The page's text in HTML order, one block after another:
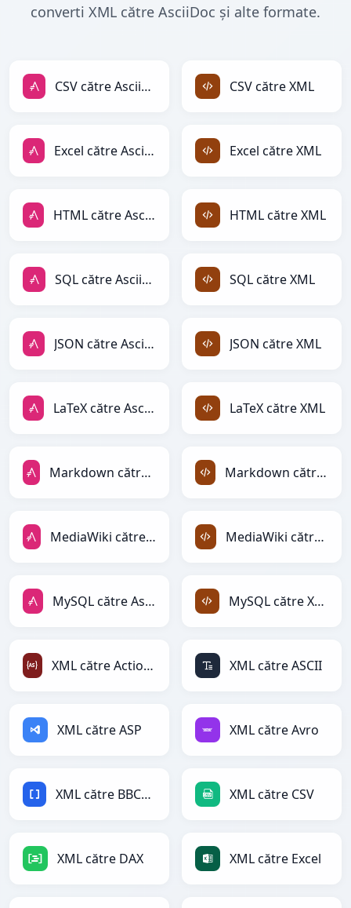
converti XML către AsciiDoc și alte formate.
CSV către AsciiDoc CSV către XML
Excel către AsciiDoc Excel către XML
HTML către AsciiDoc HTML către XML
SQL către AsciiDoc SQL către XML
JSON către AsciiDoc JSON către XML
LaTeX către AsciiDoc LaTeX către XML
Markdown către AsciiDoc Markdown către XML
MediaWiki către AsciiDoc MediaWiki către XML
MySQL către AsciiDoc MySQL către XML
XML către ActionScript XML către ASCII
XML către ASP XML către Avro
XML către BBCode XML către CSV
XML către DAX XML către Excel